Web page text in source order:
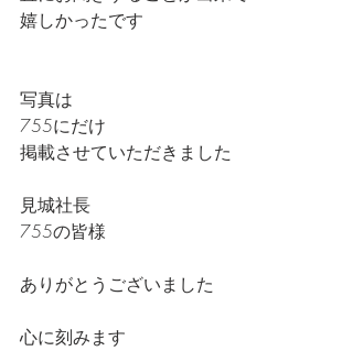
嬉しかったです
写真は
755にだけ
掲載させていただきました
見城社長
755の皆様
ありがとうございました
心に刻みます